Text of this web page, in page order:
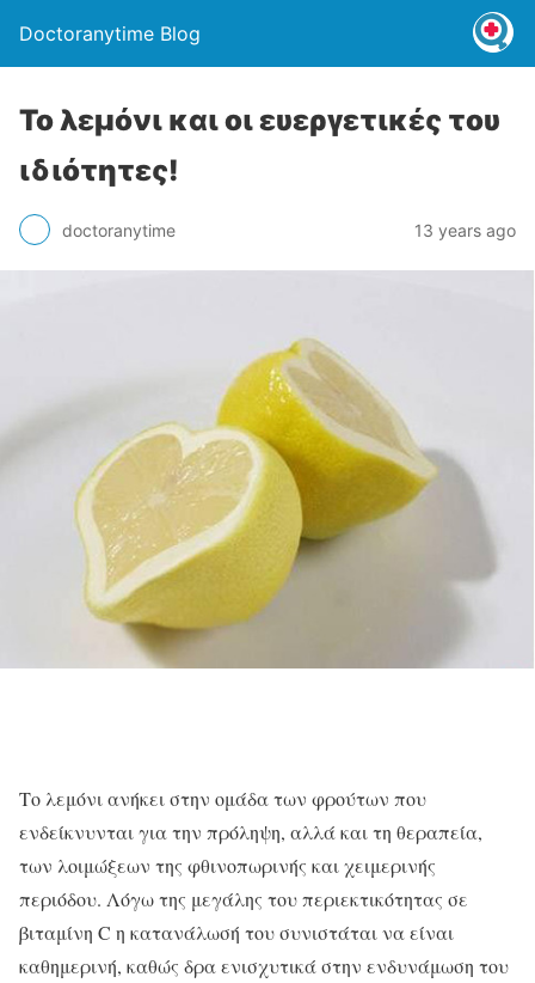
Doctoranytime Blog
Το λεμόνι και οι ευεργετικές του
ιδιότητες!
doctoranytime 13 years ago
Το λεμόνι ανήκει στην ομάδα των φρούτων που
ενδείκνυνται για την πρόληψη, αλλά και τη θεραπεία,
των λοιμώξεων της φθινοπωρινής και χειμερινής
περιόδου. Λόγω της μεγάλης του περιεκτικότητας σε
βιταμίνη C η κατανάλωσή του συνιστάται να είναι
καθημερινή, καθώς δρα ενισχυτικά στην ενδυνάμωση του